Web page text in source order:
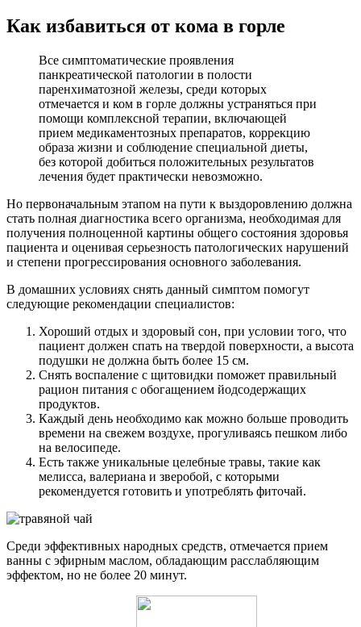
Как избавиться от кома в горле
Все симптоматические проявления
панкреатической патологии в полости
паренхиматозной железы, среди которых
отмечается и ком в горле должны устраняться при
помощи комплексной терапии, включающей
прием медикаментозных препаратов, коррекцию
образа жизни и соблюдение специальной диеты,
без которой добиться положительных результатов
лечения будет практически невозможно.
Но первоначальным этапом на пути к выздоровлению должна
стать полная диагностика всего организма, необходимая для
получения полноценной картины общего состояния здоровья
пациента и оценивая серьезность патологических нарушений
и степени прогрессирования основного заболевания.
В домашних условиях снять данный симптом помогут
следующие рекомендации специалистов:
Хороший отдых и здоровый сон, при условии того, что
пациент должен спать на твердой поверхности, а высота
подушки не должна быть более 15 см.
Снять воспаление с щитовидки поможет правильный
рацион питания с обогащением йодсодержащих
продуктов.
Каждый день необходимо как можно больше проводить
времени на свежем воздухе, прогуливаясь пешком либо
на велосипеде.
Есть также уникальные целебные травы, такие как
мелисса, валериана и зверобой, с которыми
рекомендуется готовить и употреблять фиточай.
Среди эффективных народных средств, отмечается прием
ванны с эфирным маслом, обладающим расслабляющим
эффектом, но не более 20 минут.